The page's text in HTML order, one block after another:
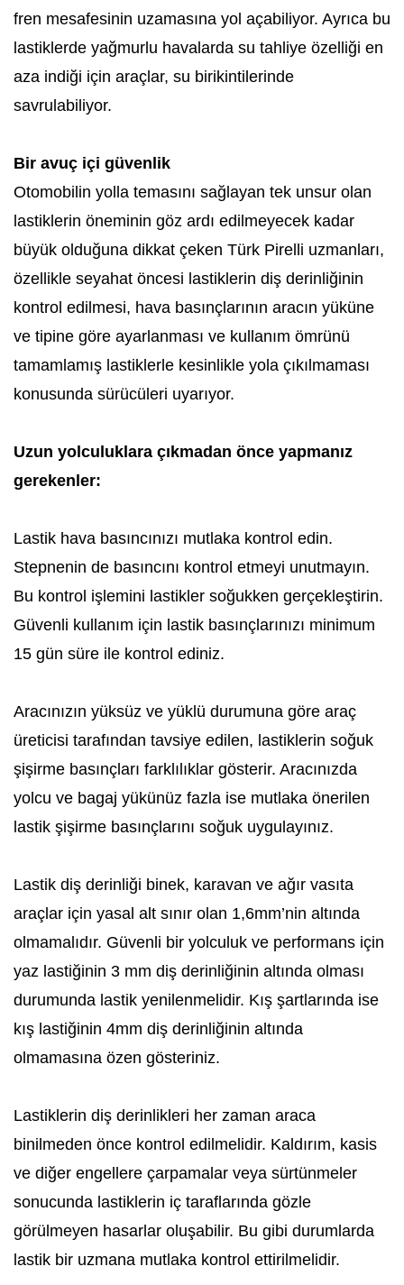
fren mesafesinin uzamasına yol açabiliyor. Ayrıca bu
lastiklerde yağmurlu havalarda su tahliye özelliği en
aza indiği için araçlar, su birikintilerinde
savrulabiliyor.
Bir avuç içi güvenlik
Otomobilin yolla temasını sağlayan tek unsur olan
lastiklerin öneminin göz ardı edilmeyecek kadar
büyük olduğuna dikkat çeken Türk Pirelli uzmanları,
özellikle seyahat öncesi lastiklerin diş derinliğinin
kontrol edilmesi, hava basınçlarının aracın yüküne
ve tipine göre ayarlanması ve kullanım ömrünü
tamamlamış lastiklerle kesinlikle yola çıkılmaması
konusunda sürücüleri uyarıyor.
Uzun yolculuklara çıkmadan önce yapmanız
gerekenler:
Lastik hava basıncınızı mutlaka kontrol edin.
Stepnenin de basıncını kontrol etmeyi unutmayın.
Bu kontrol işlemini lastikler soğukken gerçekleştirin.
Güvenli kullanım için lastik basınçlarınızı minimum
15 gün süre ile kontrol ediniz.
Aracınızın yüksüz ve yüklü durumuna göre araç
üreticisi tarafından tavsiye edilen, lastiklerin soğuk
şişirme basınçları farklılıklar gösterir. Aracınızda
yolcu ve bagaj yükünüz fazla ise mutlaka önerilen
lastik şişirme basınçlarını soğuk uygulayınız.
Lastik diş derinliği binek, karavan ve ağır vasıta
araçlar için yasal alt sınır olan 1,6mm’nin altında
olmamalıdır. Güvenli bir yolculuk ve performans için
yaz lastiğinin 3 mm diş derinliğinin altında olması
durumunda lastik yenilenmelidir. Kış şartlarında ise
kış lastiğinin 4mm diş derinliğinin altında
olmamasına özen gösteriniz.
Lastiklerin diş derinlikleri her zaman araca
binilmeden önce kontrol edilmelidir. Kaldırım, kasis
ve diğer engellere çarpamalar veya sürtünmeler
sonucunda lastiklerin iç taraflarında gözle
görülmeyen hasarlar oluşabilir. Bu gibi durumlarda
lastik bir uzmana mutlaka kontrol ettirilmelidir.